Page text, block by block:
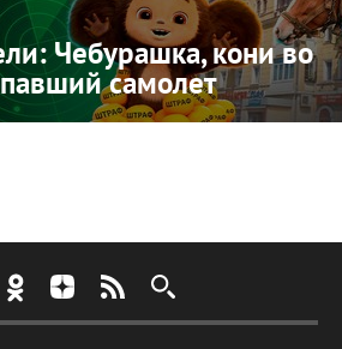
Чебурашка, кони во
самолет